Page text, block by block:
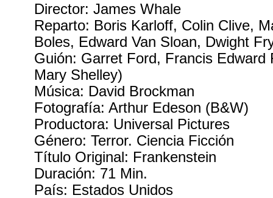
Director: James Whale
Reparto: Boris Karloff, Colin Clive,
Boles, Edward Van Sloan, Dwight
Guión: Garret Ford, Francis Edward
Mary Shelley)
Música: David Brockman
Fotografía: Arthur Edeson (B&W)
Productora: Universal Pictures
Género: Terror. Ciencia Ficción
Título Original: Frankenstein
Duración: 71 Min.
País: Estados Unidos